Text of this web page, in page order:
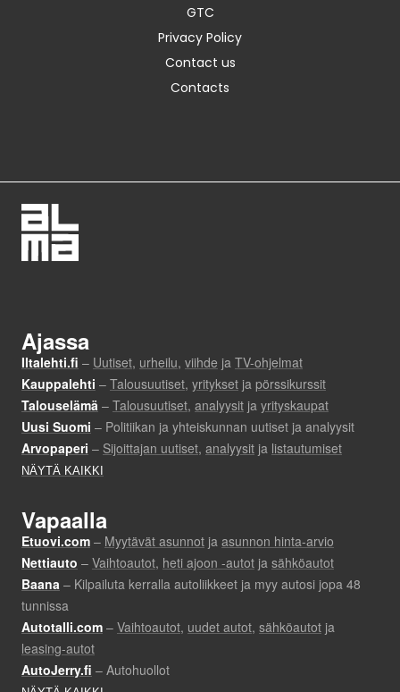
GTC
Privacy Policy
Contact us
Contacts